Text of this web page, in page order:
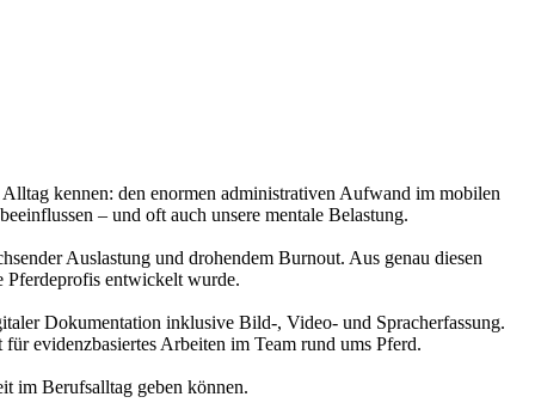
kennen: den enormen administrativen Aufwand im mobilen
– und oft auch unsere mentale Belastung.
Auslastung und drohendem Burnout. Aus genau diesen
Pferdeprofis entwickelt wurde.
Dokumentation inklusive Bild-, Video- und Spracherfassung.
evidenzbasiertes Arbeiten im Team rund ums Pferd.
im Berufsalltag geben können.